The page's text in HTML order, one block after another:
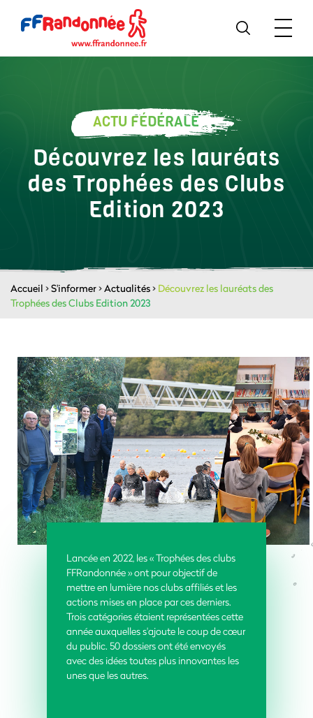
ACTU FÉDÉRALE
Découvrez les lauréats
des Trophées des Clubs
Edition 2023
Accueil >S'informer>Actualités> Découvrez les lauréats des
Trophées des Clubs Edition 2023
Lancée en 2022, les « Trophées des clubs
FFRandonnée » ont pour objectif de
mettre en lumière nos clubs affiliés et les
actions mises en place par ces derniers.
Trois catégories étaient représentées cette
année auxquelles s'ajoute le coup de cœur
du public. 50 dossiers ont été envoyés
avec des idées toutes plus innovantes les
unes que les autres.